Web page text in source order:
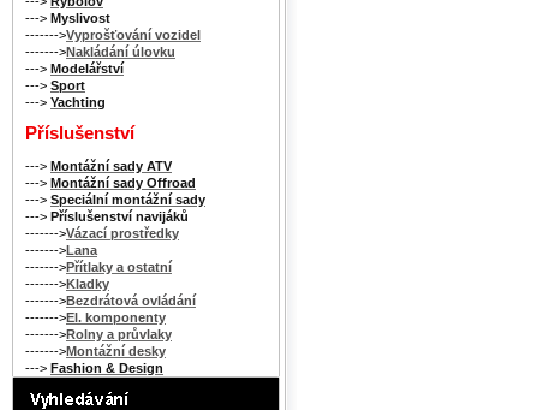
---> Myslivost
------->Vyprošťování vozidel
------->Nakládání úlovku
---> Modelářství
---> Sport
---> Yachting
Příslušenství
---> Montážní sady ATV
---> Montážní sady Offroad
---> Speciální montážní sady
---> Příslušenství navijáků
------->Vázací prostředky
------->Lana
------->Přítlaky a ostatní
------->Kladky
------->Bezdrátová ovládání
------->El. komponenty
------->Rolny a průvlaky
------->Montážní desky
---> Fashion & Design